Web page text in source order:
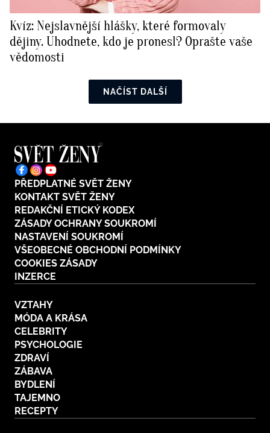
Kvíz: Nejslavnější hlášky, které formovaly
dějiny. Uhodnete, kdo je pronesl? Oprašte vaše
vědomosti
NAČÍST DALŠÍ
PŘEDPLATNÉ SVĚT ŽENY
KONTAKT SVĚT ŽENY
REDAKČNÍ ETICKÝ KODEX
ZÁSADY OCHRANY SOUKROMÍ
NASTAVENÍ SOUKROMÍ
VŠEOBECNÉ OBCHODNÍ PODMÍNKY
COOKIES ZÁSADY
INZERCE
VZTAHY
MÓDA A KRÁSA
CELEBRITY
PSYCHOLOGIE
ZDRAVÍ
ZÁBAVA
BYDLENÍ
TAJEMNO
RECEPTY